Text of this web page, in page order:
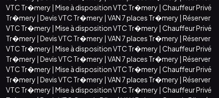
VTC Tr�mery | Mise à disposition VTC Tr�mery | Chauffeur Privé
Tr�mery | Devis VTC Tr�mery | VAN 7 places Tr�mery | Réserver
VTC Tr�mery | Mise à disposition VTC Tr�mery | Chauffeur Privé
Tr�mery | Devis VTC Tr�mery | VAN 7 places Tr�mery | Réserver
VTC Tr�mery | Mise à disposition VTC Tr�mery | Chauffeur Privé
Tr�mery | Devis VTC Tr�mery | VAN 7 places Tr�mery | Réserver
VTC Tr�mery | Mise à disposition VTC Tr�mery | Chauffeur Privé
Tr�mery | Devis VTC Tr�mery | VAN 7 places Tr�mery | Réserver
VTC Tr�mery | Mise à disposition VTC Tr�mery | Chauffeur Privé